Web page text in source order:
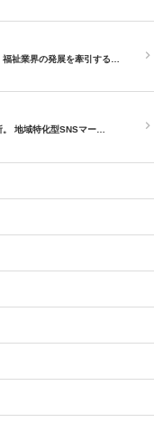
祉業界の発展を牽引する…
。 地域特化型SNSマー…